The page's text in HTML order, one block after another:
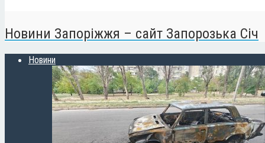
Новини Запоріжжя – сайт Запорозька Січ
Новини